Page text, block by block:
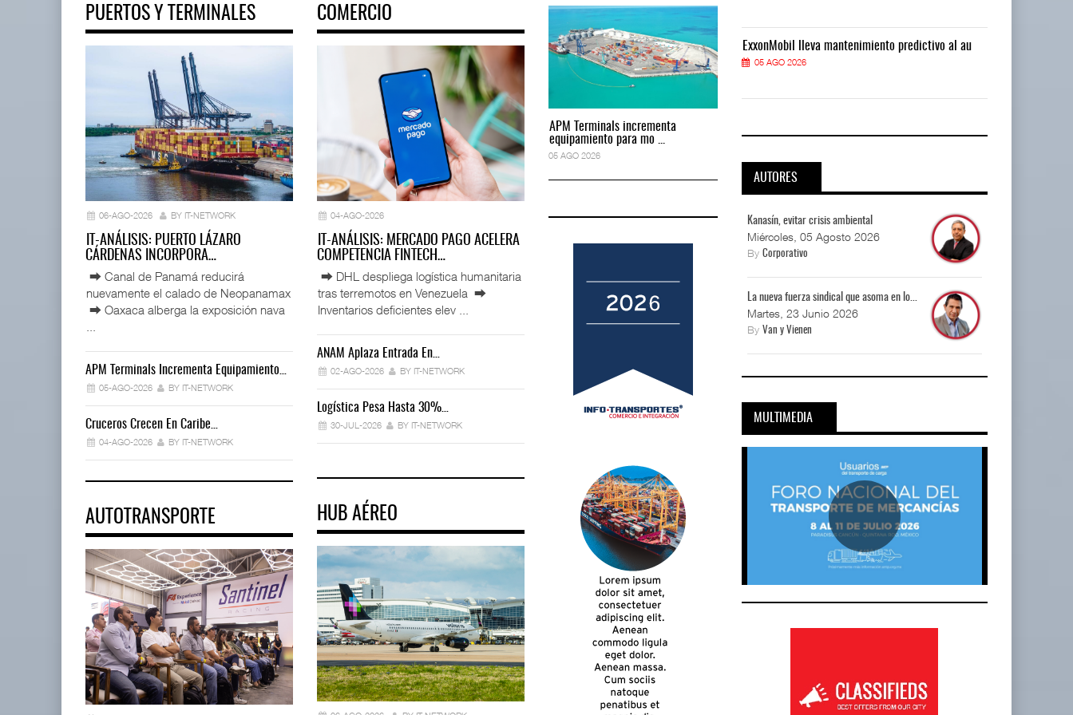
PUERTOS Y TERMINALES
06-AGO-2026 BY IT-NETWORK
IT-ANÁLISIS: PUERTO LÁZARO
CÁRDENAS INCORPORA…
⮕ Canal de Panamá reducirá
nuevamente el calado de Neopanamax
⮕ Oaxaca alberga la exposición nava
APM Terminals Incrementa Equipamiento…
05-AGO-2026 BY IT-NETWORK
Cruceros Crecen En Caribe…
04-AGO-2026 BY IT-NETWORK
AUTOTRANSPORTE
COMERCIO
04-AGO-2026
IT-ANÁLISIS: MERCADO PAGO ACELERA
COMPETENCIA FINTECH…
⮕ DHL despliega logística humanitaria
tras terremotos en Venezuela ⮕
Inventarios deficientes elev ...
ANAM Aplaza Entrada En…
02-AGO-2026 BY IT-NETWORK
Logística Pesa Hasta 30%…
30-JUL-2026 BY IT-NETWORK
BY IT-NETWORK
Exportaciones Elevan Superávit Comercial…
Cadena De Frío, Clave…
16-JUL-2026 BY IT-NETWORK
HUB AÉREO
APM Terminals incrementa
equipamiento para mo ...
05 AGO 2026
APM Terminals incrementa
equipamiento para mo ...
05 AGO 2026
APM Terminals incrementa
equipamiento para mo ...
05 AGO 2026
equipamiento para mo ...
equipamiento para mo ...
ExxonMobil lleva mantenimiento predictivo al au ExxonMobil lleva mantenimiento predictivo al au ExxonMobil lleva mantenimiento predictivo al au
05 AGO 2026
AUTORES
Kanasín, evitar crisis ambiental
Miércoles, 05 Agosto 2026
By Corporativo
La nueva fuerza sindical que asoma en lo...
Martes, 23 Junio 2026
By Van y Vienen
MULTIMEDIA